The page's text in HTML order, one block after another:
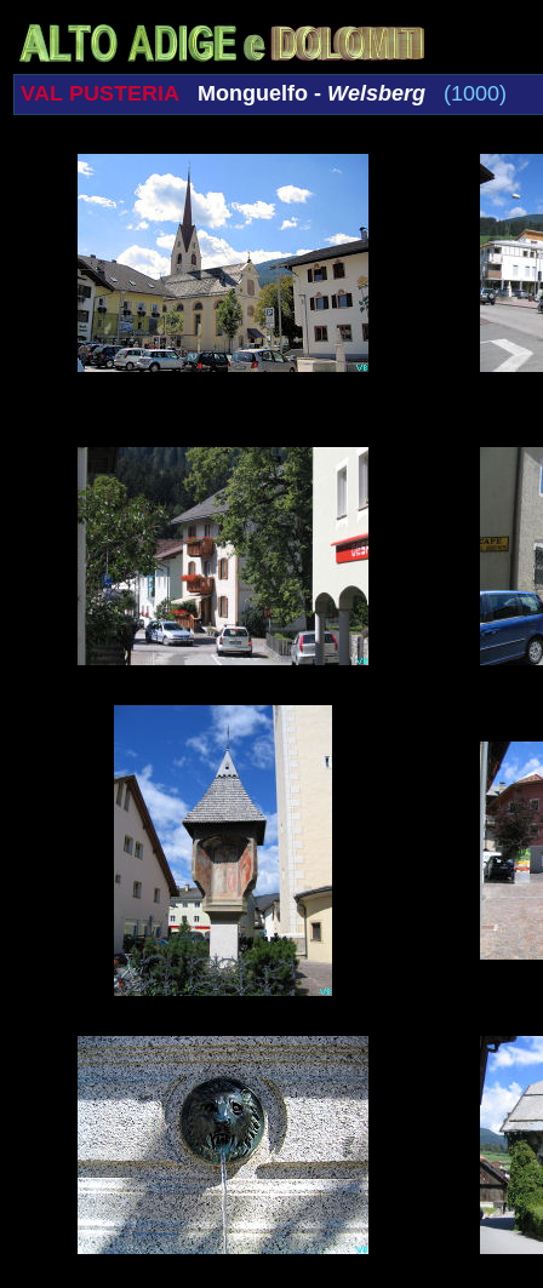
VAL PUSTERIA Monguelfo - Welsberg (1000)